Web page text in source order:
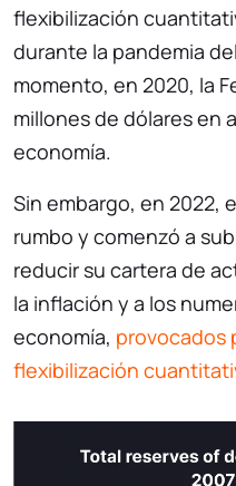
flexibilización
durante la pandemia
momento, en 2020, la
millones de dólares en
economía.
Sin embargo, en 2022,
rumbo y comenzó a
reducir su cartera de
la inflación y a los
economía, provocados
flexibilización